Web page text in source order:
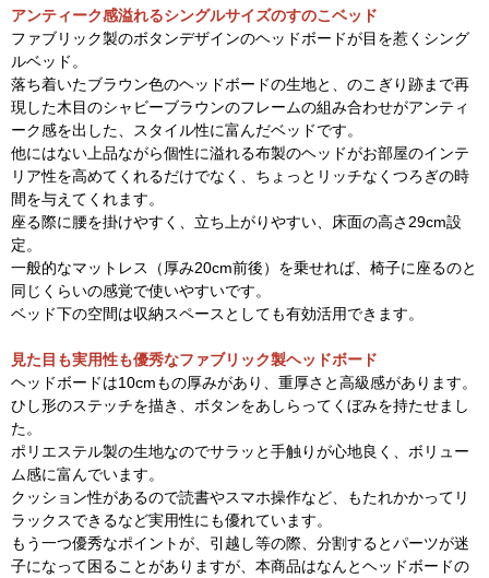
アンティーク感溢れるシングルサイズのすのこベッド
ファブリック製のボタンデザインのヘッドボードが目を惹くシング
ルベッド。
落ち着いたブラウン色のヘッドボードの生地と、のこぎり跡まで再
現した木目のシャビーブラウンのフレームの組み合わせがアンティ
ーク感を出した、スタイル性に富んだベッドです。
他にはない上品ながら個性に溢れる布製のヘッドがお部屋のインテ
リア性を高めてくれるだけでなく、ちょっとリッチなくつろぎの時
間を与えてくれます。
座る際に腰を掛けやすく、立ち上がりやすい、床面の高さ29cm設
定。
一般的なマットレス（厚み20cm前後）を乗せれば、椅子に座るのと
同じくらいの感覚で使いやすいです。
ベッド下の空間は収納スペースとしても有効活用できます。
見た目も実用性も優秀なファブリック製ヘッドボード
ヘッドボードは10cmもの厚みがあり、重厚さと高級感があります。
ひし形のステッチを描き、ボタンをあしらってくぼみを持たせまし
た。
ポリエステル製の生地なのでサラッと手触りが心地良く、ボリュー
ム感に富んでいます。
クッション性があるので読書やスマホ操作など、もたれかかってリ
ラックスできるなど実用性にも優れています。
もう一つ優秀なポイントが、引越し等の際、分割するとパーツが迷
子になって困ることがありますが、本商品はなんとヘッドボードの